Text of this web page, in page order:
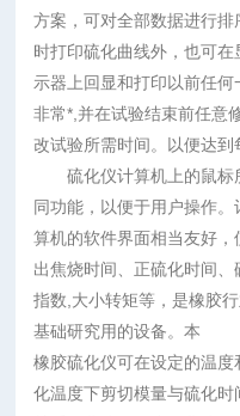
方案，可对全部数据进行
时打印硫化曲线外，也可在
示器上回显和打印以前任
非常*,并在试验结束前任意
改试验所需时间。以便达到
硫化仪计算机上的鼠标
同功能，以便于用户操作。
算机的软件界面相当友好
出焦烧时间、正硫化时间、
指数,大小转矩等，是橡胶
基础研究用的设备。本
橡胶硫化仪可在设定的温
化温度下剪切模量与硫化时